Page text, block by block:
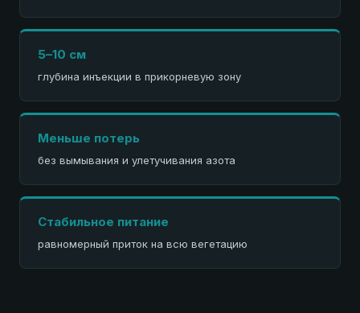
5–10 см
глубина инъекции в прикорневую зону
Меньше потерь
без вымывания и улетучивания азота
Стабильное питание
равномерный приток на всю вегетацию